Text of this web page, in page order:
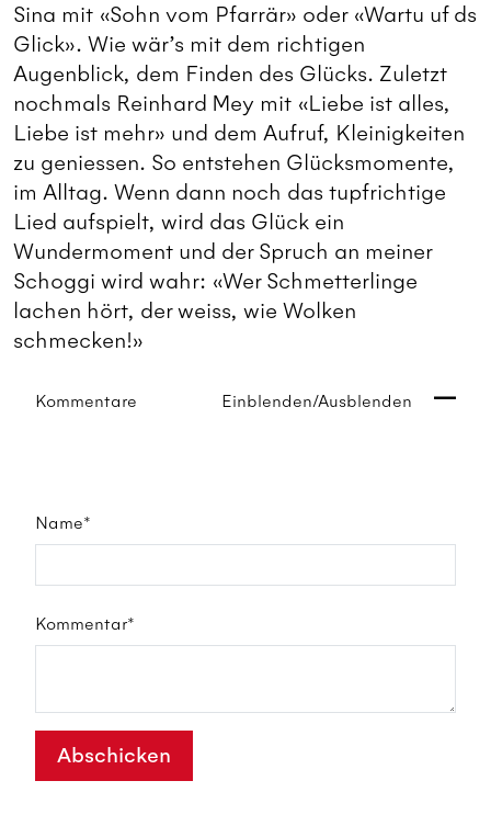
Sina mit «Sohn vom Pfarrär» oder «Wartu uf ds
Glick». Wie wär’s mit dem richtigen
Augenblick, dem Finden des Glücks. Zuletzt
nochmals Reinhard Mey mit «Liebe ist alles,
Liebe ist mehr» und dem Aufruf, Kleinigkeiten
zu geniessen. So entstehen Glücksmomente,
im Alltag. Wenn dann noch das tupfrichtige
Lied aufspielt, wird das Glück ein
Wundermoment und der Spruch an meiner
Schoggi wird wahr: «Wer Schmetterlinge
lachen hört, der weiss, wie Wolken
schmecken!»
Kommentare Einblenden/Ausblenden
Name*
Kommentar*
Abschicken